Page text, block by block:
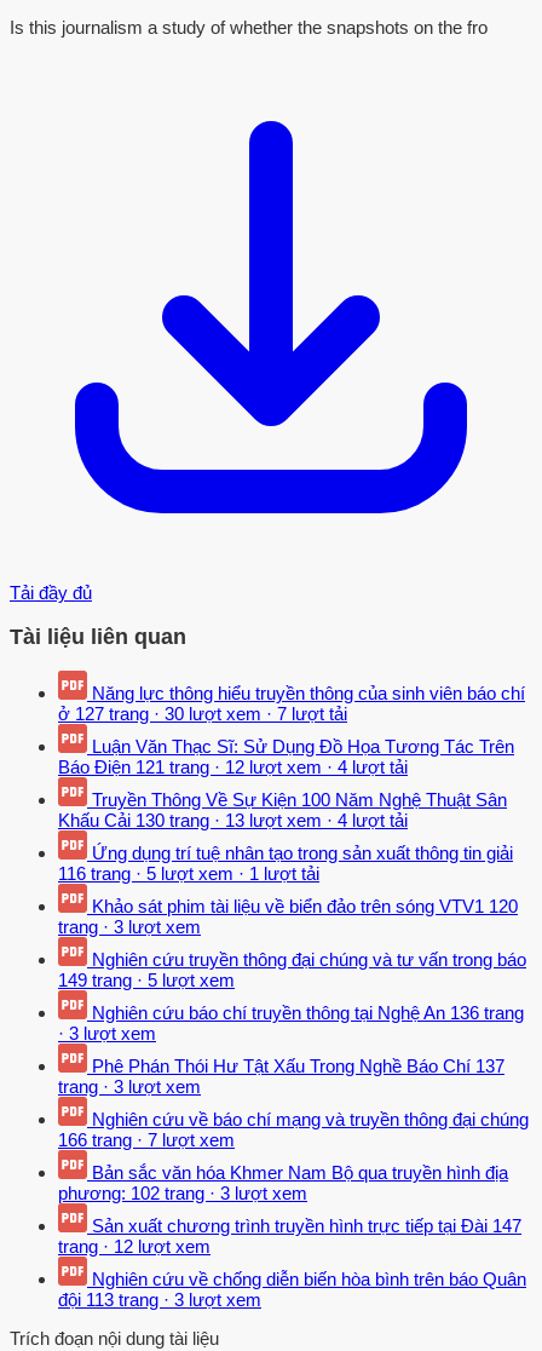
Is this journalism a study of whether the snapshots on the fro
Tải đầy đủ
Tài liệu liên quan
Năng lực thông hiểu truyền thông của sinh viên báo chí
ở 127 trang · 30 lượt xem · 7 lượt tải
Luận Văn Thạc Sĩ: Sử Dụng Đồ Họa Tương Tác Trên
Báo Điện 121 trang · 12 lượt xem · 4 lượt tải
Truyền Thông Về Sự Kiện 100 Năm Nghệ Thuật Sân
Khấu Cải 130 trang · 13 lượt xem · 4 lượt tải
Ứng dụng trí tuệ nhân tạo trong sản xuất thông tin giải
116 trang · 5 lượt xem · 1 lượt tải
Khảo sát phim tài liệu về biển đảo trên sóng VTV1 120
trang · 3 lượt xem
Nghiên cứu truyền thông đại chúng và tư vấn trong báo
149 trang · 5 lượt xem
Nghiên cứu báo chí truyền thông tại Nghệ An 136 trang
· 3 lượt xem
Phê Phán Thói Hư Tật Xấu Trong Nghề Báo Chí 137
trang · 3 lượt xem
Nghiên cứu về báo chí mạng và truyền thông đại chúng
166 trang · 7 lượt xem
Bản sắc văn hóa Khmer Nam Bộ qua truyền hình địa
phương: 102 trang · 3 lượt xem
Sản xuất chương trình truyền hình trực tiếp tại Đài 147
trang · 12 lượt xem
Nghiên cứu về chống diễn biến hòa bình trên báo Quân
đội 113 trang · 3 lượt xem
Trích đoạn nội dung tài liệu